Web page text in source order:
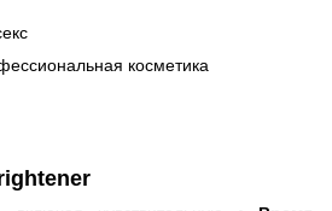
косметика